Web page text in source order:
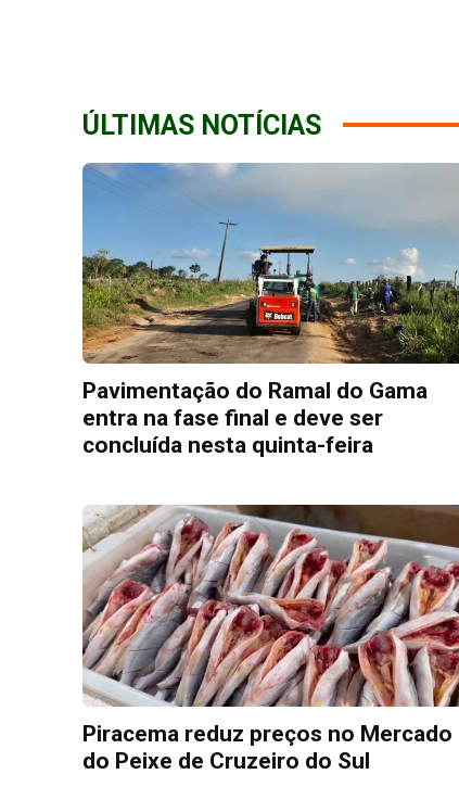
ÚLTIMAS NOTÍCIAS
Pavimentação do Ramal do Gama
entra na fase final e deve ser
concluída nesta quinta-feira
Piracema reduz preços no Mercado
do Peixe de Cruzeiro do Sul